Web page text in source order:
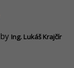
by Ing. Lukáš Krajčír